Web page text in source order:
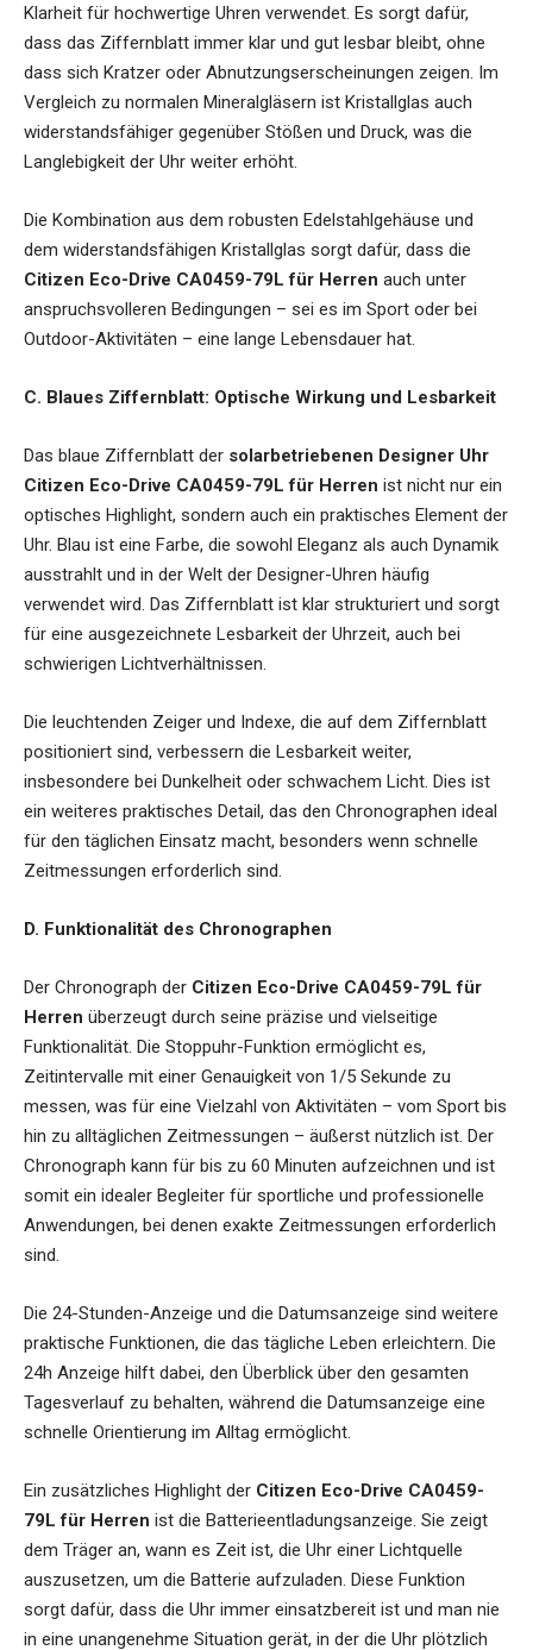
Klarheit für hochwertige Uhren verwendet. Es sorgt dafür,
dass das Ziffernblatt immer klar und gut lesbar bleibt, ohne
dass sich Kratzer oder Abnutzungserscheinungen zeigen. Im
Vergleich zu normalen Mineralgläsern ist Kristallglas auch
widerstandsfähiger gegenüber Stößen und Druck, was die
Langlebigkeit der Uhr weiter erhöht.
Die Kombination aus dem robusten Edelstahlgehäuse und
dem widerstandsfähigen Kristallglas sorgt dafür, dass die
Citizen Eco-Drive CA0459-79L für Herren auch unter
anspruchsvolleren Bedingungen – sei es im Sport oder bei
Outdoor-Aktivitäten – eine lange Lebensdauer hat.
C. Blaues Ziffernblatt: Optische Wirkung und Lesbarkeit
Das blaue Ziffernblatt der solarbetriebenen Designer Uhr
Citizen Eco-Drive CA0459-79L für Herren ist nicht nur ein
optisches Highlight, sondern auch ein praktisches Element der
Uhr. Blau ist eine Farbe, die sowohl Eleganz als auch Dynamik
ausstrahlt und in der Welt der Designer-Uhren häufig
verwendet wird. Das Ziffernblatt ist klar strukturiert und sorgt
für eine ausgezeichnete Lesbarkeit der Uhrzeit, auch bei
schwierigen Lichtverhältnissen.
Die leuchtenden Zeiger und Indexe, die auf dem Ziffernblatt
positioniert sind, verbessern die Lesbarkeit weiter,
insbesondere bei Dunkelheit oder schwachem Licht. Dies ist
ein weiteres praktisches Detail, das den Chronographen ideal
für den täglichen Einsatz macht, besonders wenn schnelle
Zeitmessungen erforderlich sind.
D. Funktionalität des Chronographen
Der Chronograph der Citizen Eco-Drive CA0459-79L für
Herren überzeugt durch seine präzise und vielseitige
Funktionalität. Die Stoppuhr-Funktion ermöglicht es,
Zeitintervalle mit einer Genauigkeit von 1/5 Sekunde zu
messen, was für eine Vielzahl von Aktivitäten – vom Sport bis
hin zu alltäglichen Zeitmessungen – äußerst nützlich ist. Der
Chronograph kann für bis zu 60 Minuten aufzeichnen und ist
somit ein idealer Begleiter für sportliche und professionelle
Anwendungen, bei denen exakte Zeitmessungen erforderlich
sind.
Die 24-Stunden-Anzeige und die Datumsanzeige sind weitere
praktische Funktionen, die das tägliche Leben erleichtern. Die
24h Anzeige hilft dabei, den Überblick über den gesamten
Tagesverlauf zu behalten, während die Datumsanzeige eine
schnelle Orientierung im Alltag ermöglicht.
Ein zusätzliches Highlight der Citizen Eco-Drive CA0459-
79L für Herren ist die Batterieentladungsanzeige. Sie zeigt
dem Träger an, wann es Zeit ist, die Uhr einer Lichtquelle
auszusetzen, um die Batterie aufzuladen. Diese Funktion
sorgt dafür, dass die Uhr immer einsatzbereit ist und man nie
in eine unangenehme Situation gerät, in der die Uhr plötzlich